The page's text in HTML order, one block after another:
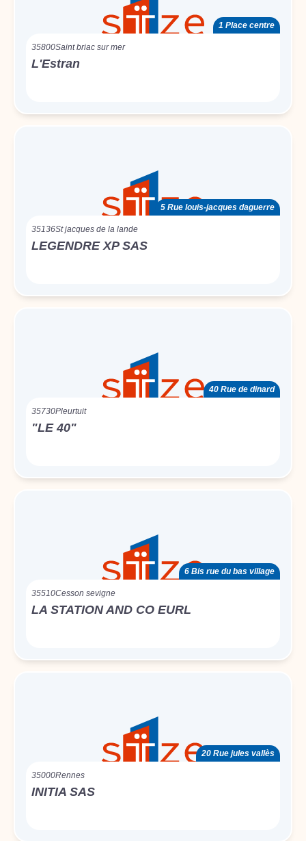
1 Place centre
35800Saint briac sur mer
L'Estran
5 Rue louis-jacques daguerre
35136St jacques de la lande
LEGENDRE XP SAS
40 Rue de dinard
35730Pleurtuit
"LE 40"
6 Bis rue du bas village
35510Cesson sevigne
LA STATION AND CO EURL
20 Rue jules vallès
35000Rennes
INITIA SAS